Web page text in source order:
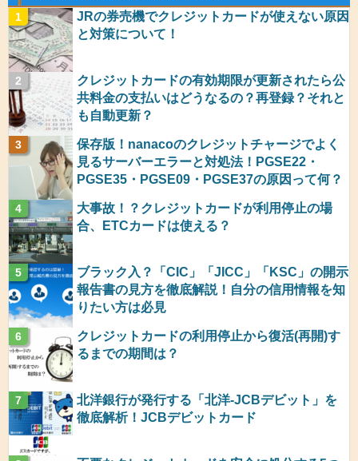
JRの券売機でクレジットカードが使えない原因
と対策について！
クレジットカードの有効期限が更新されたら公
共料金の支払いはどうなるの？再登録？それと
も自動更新？
保存版！nanacoのクレジットチャージでよく
見るサーバーエラーと対処法！PGSE22・
PGSE35・PGSE09・PGSE37の原因って何？
大事故！？クレジットカードが利用停止の場
合、ETCカードは使える？
ブラック入？「CIC」「JICC」「KSC」の開示
報告書の見方を徹底解説！自分の信用情報を知
りたい方は必見
クレジットカードの利用停止から復活(再開)す
るまでの期間は？
北洋銀行が発行する「北洋-JCBデビット」を
徹底解析！JCBデビットカード